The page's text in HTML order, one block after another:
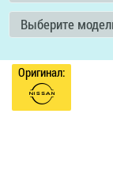
Выберите
Оригинал: